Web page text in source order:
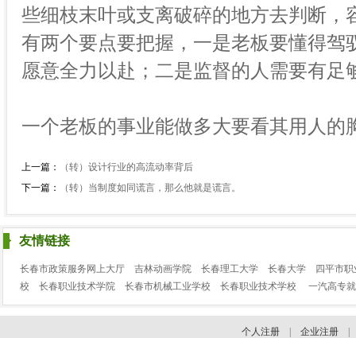
些细枝末叶或支离破碎的地方去判断
有两个要点要把握，一是老板要懂得
愿意全力以赴；二是监督的人需要有足
一个老板的事业能做多大要看其用人的
上一篇：
（转）设计行业的高流动率背后
下一篇：
（转）当制度如同谎言，那么他就是谎言。
友情链接
长春市政策服务网上大厅 吉林动画学院 长春理工大学 长春大学
四平市
校
长春职业技术学院 长春市机械工业学校 长春职业技术学校 一汽高专
个人注册 企业注册